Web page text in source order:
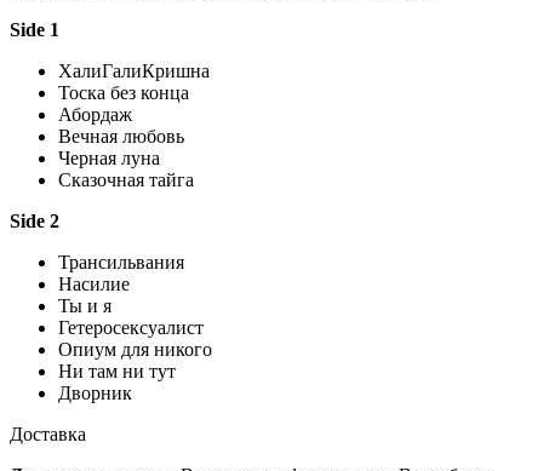
Side 1
ХалиГалиКришна
Тоска без конца
Абордаж
Вечная любовь
Черная луна
Сказочная тайга
Side 2
Трансильвания
Насилие
Ты и я
Гетеросексуалист
Опиум для никого
Ни там ни тут
Дворник
Доставка